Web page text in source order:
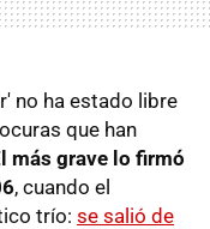
no ha estado libre
que han
más grave lo firmó
, cuando el
trío: se salió de